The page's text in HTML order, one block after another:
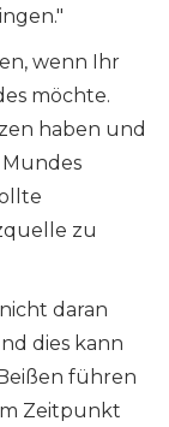
wenn Ihr
möchte.
haben und
zu
daran
dies kann
führen
Zeitpunkt